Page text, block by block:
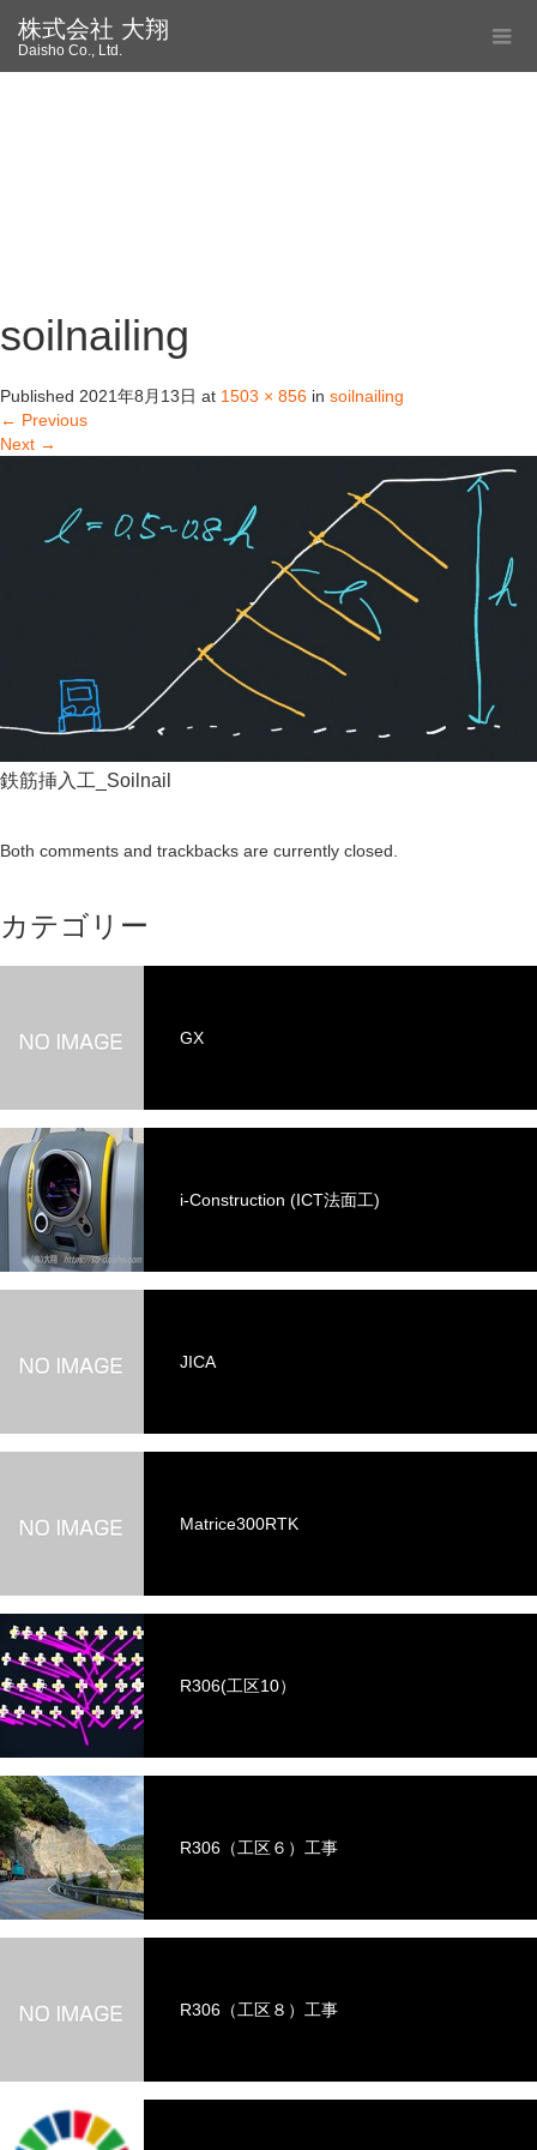
株式会社 大翔
Daisho Co., Ltd.
soilnailing
Published 2021年8月13日 at 1503 × 856 in soilnailing
← Previous
Next →
鉄筋挿入工_Soilnail
Both comments and trackbacks are currently closed.
カテゴリー
GX
i-Construction (ICT法面工)
JICA
Matrice300RTK
R306(工区10）
R306（工区６）工事
R306（工区８）工事